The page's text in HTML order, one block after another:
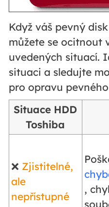
Když váš pevný
můžete se ocitnout
uvedených situací.
situaci a sledujte
pro opravu
Situace HDD
Toshiba
❌ Zjistitelné,
ale
nepřístupné
,